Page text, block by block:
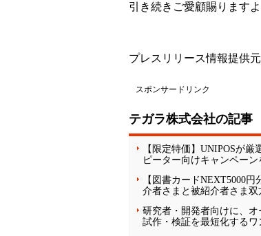
引き続きご愛顧賜ります
プレスリリース情報提供元
スポンサードリンク
テガラ株式会社の記事
【限定特価】UNIPOSが
ピーター向けキャンペーン
【図書カードNEXT5000
介者さまと被紹介者さま双
研究者・開発者向けに、
試作・検証を最短化するワ